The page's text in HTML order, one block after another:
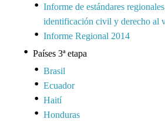
Informe de estándares
identificación civil y derecho al
Informe Regional 2014
Países 3ª etapa
Brasil
Ecuador
Haití
Honduras